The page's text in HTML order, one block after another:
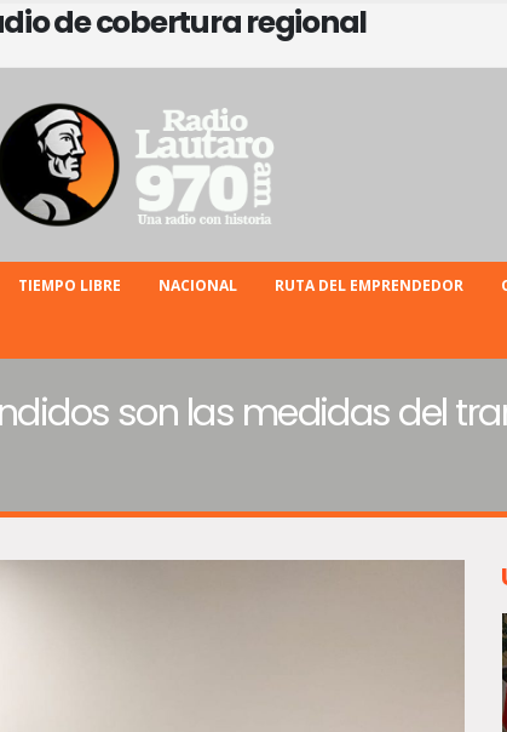
de cobertura regional
TIEMPO LIBRE NACIONAL RUTA DEL EMPRENDEDOR
son las medidas del